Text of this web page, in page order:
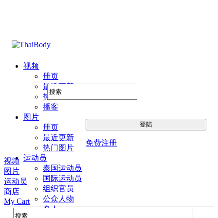
视频
册页
最近更新
热门图片
播客
图片
册页
最近更新
热门图片
运动员
泰国运动员
国际运动员
组织官员
公众人物
名人
免费注册
视频
图片
运动员
商店
My Cart